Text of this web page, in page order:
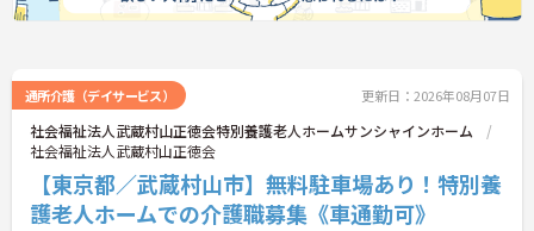
リエーションのプログラムが組まれております。
ベテランの介護士さんが多く在籍しているため2ヶ
月のOJTにもしっかり対応しているから安心！
通所介護（デイサービス） 更新日：2026年08月07日
社会福祉法人武蔵村山正徳会特別養護老人ホームサンシャインホーム
社会福祉法人武蔵村山正徳会
【東京都／武蔵村山市】無料駐車場あり！特別養
護老人ホームでの介護職募集《車通勤可》